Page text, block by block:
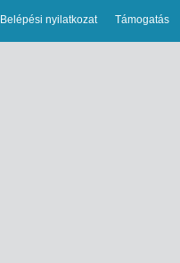
Belépési nyilatkozat Támogatás